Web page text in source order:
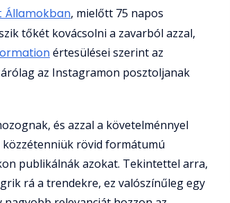
Államokban, mielőtt 75 napos
tőkét kovácsolni a zavarból azzal,
értesülései szerint az
az Instagramon posztoljanak
és azzal a követelménnyel
rövid formátumú
publikálnák azokat. Tekintettel arra,
rá a trendekre, ez valószínűleg egy